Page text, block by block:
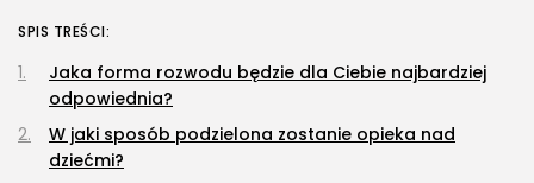
SPIS TREŚCI:
Jaka forma rozwodu będzie dla Ciebie najbardziej
odpowiednia?
W jaki sposób podzielona zostanie opieka nad
dziećmi?